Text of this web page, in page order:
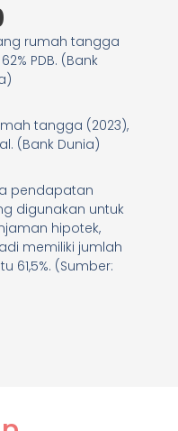
rumah tangga
PDB. (Bank
tangga (2023),
(Bank Dunia)
pendapatan
digunakan untuk
hipotek,
memiliki jumlah
61,5%. (Sumber: